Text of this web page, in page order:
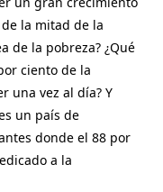
la mitad de la
de la pobreza? ¿Qué
ciento de la
una vez al día? Y
un país de
donde el 88 por
a la